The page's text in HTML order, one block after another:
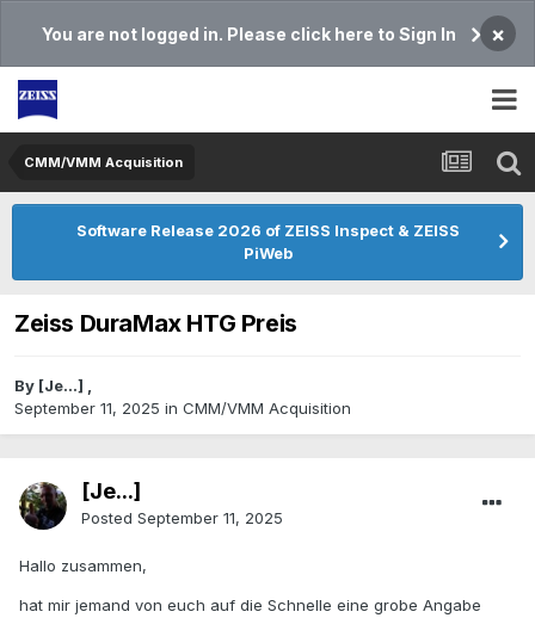
You are not logged in. Please click here to Sign In ×
CMM/VMM Acquisition
Software Release 2026 of ZEISS Inspect & ZEISS
PiWeb
Zeiss DuraMax HTG Preis
By [Je...] ,
September 11, 2025 in CMM/VMM Acquisition
[Je...]
Posted September 11, 2025
Hallo zusammen,
hat mir jemand von euch auf die Schnelle eine grobe Angabe